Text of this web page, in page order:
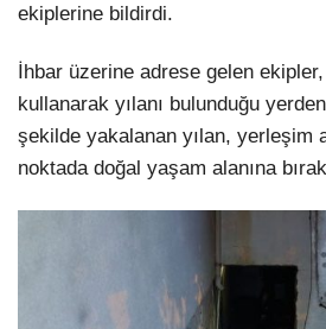
ekiplerine bildirdi.
İhbar üzerine adrese gelen
kullanarak yılanı bulunduğu
şekilde yakalanan yılan, yerleşim
noktada doğal yaşam alanına